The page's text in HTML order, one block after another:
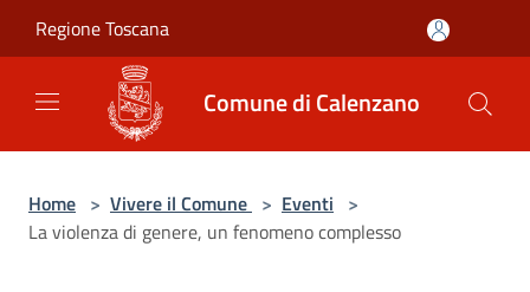
Regione Toscana
Comune di Calenzano
Home > Vivere il Comune > Eventi >
La violenza di genere, un fenomeno complesso